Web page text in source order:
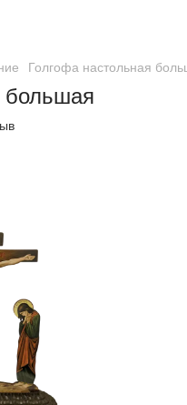
Голгофа настольная
большая